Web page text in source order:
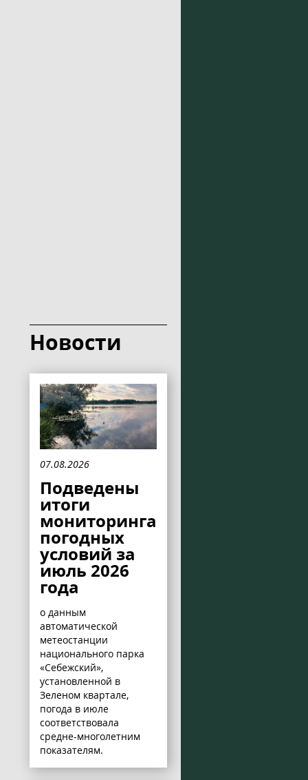
Новости
07.08.2026
Подведены
итоги
мониторинга
погодных
условий за
июль 2026
года
о данным
автоматической
метеостанции
национального парка
«Себежский»,
установленной в
Зеленом квартале,
погода в июле
соответствовала
средне-многолетним
показателям.